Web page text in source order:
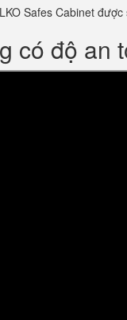
Safes Cabinet
có độ an